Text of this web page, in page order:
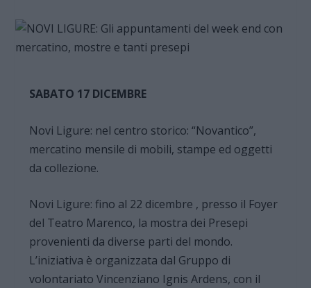
SABATO 17 DICEMBRE
Novi Ligure: nel centro storico: “Novantico”,
mercatino mensile di mobili, stampe ed oggetti
da collezione.
Novi Ligure: fino al 22 dicembre , presso il Foyer
del Teatro Marenco, la mostra dei Presepi
provenienti da diverse parti del mondo.
L’iniziativa è organizzata dal Gruppo di
volontariato Vincenziano Ignis Ardens, con il